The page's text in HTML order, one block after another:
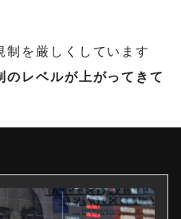
制を厳しくしています
のレベルが上がってきて